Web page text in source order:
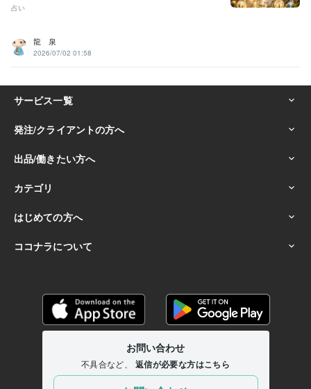
占い
龍 泉
2026/07/02 01:58